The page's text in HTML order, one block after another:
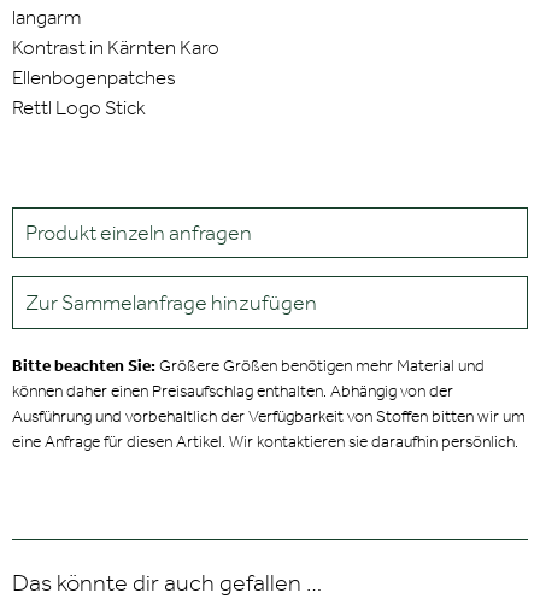
langarm
Kontrast in Kärnten Karo
Ellenbogenpatches
Rettl Logo Stick
Produkt einzeln anfragen
Zur Sammelanfrage hinzufügen
Bitte beachten Sie:Größere Größen benötigen mehr Material und
können daher einen Preisaufschlag enthalten. Abhängig von der
Ausführung und vorbehaltlich der Verfügbarkeit von Stoffen bitten wir um
eine Anfrage für diesen Artikel. Wir kontaktieren sie daraufhin persönlich.
Das könnte dir auch gefallen …